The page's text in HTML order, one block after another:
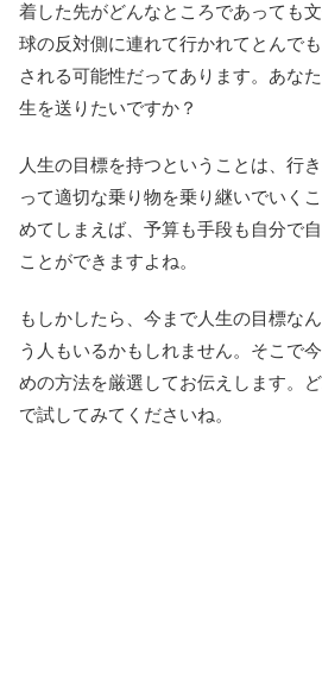
着した先がどんなところであっても
球の反対側に連れて行かれてとんで
される可能性だってあります。あな
生を送りたいですか？
人生の目標を持つということは、行
って適切な乗り物を乗り継いでいく
めてしまえば、予算も手段も自分で
ことができますよね。
もしかしたら、今まで人生の目標な
う人もいるかもしれません。そこで
めの方法を厳選してお伝えします。
で試してみてくださいね。